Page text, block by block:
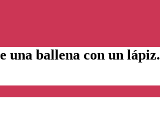
una ballena con un lápiz.